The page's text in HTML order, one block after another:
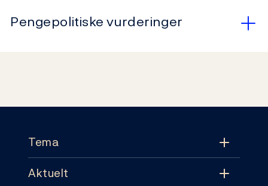
Pengepolitiske vurderinger
Tema
Tema
Aktuelt